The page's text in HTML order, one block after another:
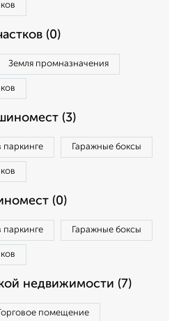
(0)
Земля промназначения
(3)
Гаражные боксы
(0)
Гаражные боксы
недвижимости (7)
помещение